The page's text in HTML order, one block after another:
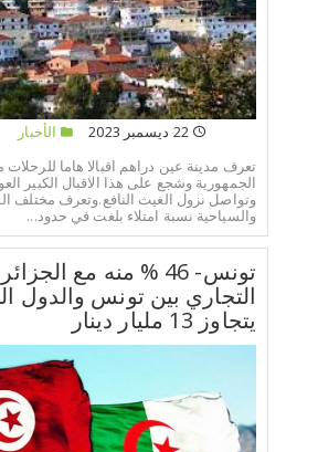
22 ديسمبر 2023
الأخبار
تعرف مدينة عين دراهم اقبالا هاما
الجمهورية وشجع على هذا الاقبال الكبير
وتواصل نزول الغيث النافع.وتعرف مختلف
والسياحية نسبة امتلاء بلغت في حدود...
تونس- 46 % منه مع
التجاري بين تونس والدول
يتجاوز 13 مليار دينار